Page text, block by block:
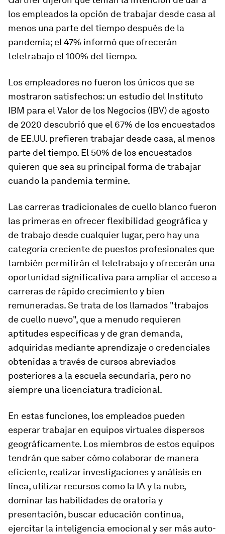
los empleados la opción de trabajar desde casa al
menos una parte del tiempo después de la
pandemia; el 47% informó que ofrecerán
teletrabajo el 100% del tiempo.
Los empleadores no fueron los únicos que se
mostraron satisfechos: un estudio del Instituto
IBM para el Valor de los Negocios (IBV) de agosto
de 2020 descubrió que el 67% de los encuestados
de EE.UU. prefieren trabajar desde casa, al menos
parte del tiempo. El 50% de los encuestados
quieren que sea su principal forma de trabajar
cuando la pandemia termine.
Las carreras tradicionales de cuello blanco fueron
las primeras en ofrecer flexibilidad geográfica y
de trabajo desde cualquier lugar, pero hay una
categoría creciente de puestos profesionales que
también permitirán el teletrabajo y ofrecerán una
oportunidad significativa para ampliar el acceso a
carreras de rápido crecimiento y bien
remuneradas. Se trata de los llamados "trabajos
de cuello nuevo", que a menudo requieren
aptitudes específicas y de gran demanda,
adquiridas mediante aprendizaje o credenciales
obtenidas a través de cursos abreviados
posteriores a la escuela secundaria, pero no
siempre una licenciatura tradicional.
En estas funciones, los empleados pueden
esperar trabajar en equipos virtuales dispersos
geográficamente. Los miembros de estos equipos
tendrán que saber cómo colaborar de manera
eficiente, realizar investigaciones y análisis en
línea, utilizar recursos como la IA y la nube,
dominar las habilidades de oratoria y
presentación, buscar educación continua,
ejercitar la inteligencia emocional y ser más auto-